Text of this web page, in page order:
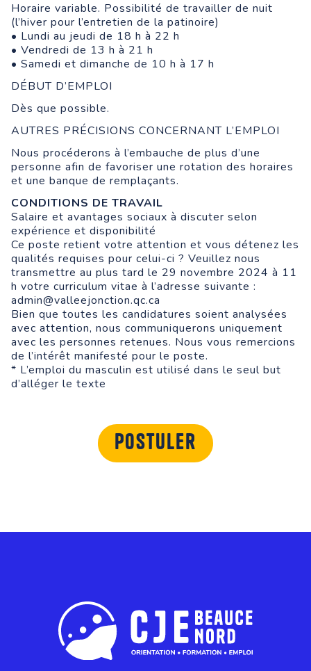
Horaire variable. Possibilité de travailler de nuit
(l’hiver pour l’entretien de la patinoire)
• Lundi au jeudi de 18 h à 22 h
• Vendredi de 13 h à 21 h
• Samedi et dimanche de 10 h à 17 h
DÉBUT D’EMPLOI
Dès que possible.
AUTRES PRÉCISIONS CONCERNANT L’EMPLOI
Nous procéderons à l’embauche de plus d’une
personne afin de favoriser une rotation des horaires
et une banque de remplaçants.
CONDITIONS DE TRAVAIL
Salaire et avantages sociaux à discuter selon
expérience et disponibilité
Ce poste retient votre attention et vous détenez les
qualités requises pour celui-ci ? Veuillez nous
transmettre au plus tard le 29 novembre 2024 à 11
h votre curriculum vitae à l’adresse suivante :
admin@valleejonction.qc.ca
Bien que toutes les candidatures soient analysées
avec attention, nous communiquerons uniquement
avec les personnes retenues. Nous vous remercions
de l’intérêt manifesté pour le poste.
* L’emploi du masculin est utilisé dans le seul but
d’alléger le texte
Postuler